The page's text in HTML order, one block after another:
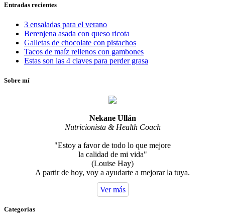
Entradas recientes
3 ensaladas para el verano
Berenjena asada con queso ricota
Galletas de chocolate con pistachos
Tacos de maíz rellenos con gambones
Estas son las 4 claves para perder grasa
Sobre mí
Nekane Ullán
Nutricionista & Health Coach
"Estoy a favor de todo lo que mejore
la calidad de mi vida"
(Louise Hay)
A partir de hoy, voy a ayudarte a mejorar la tuya.
Ver más
Categorías